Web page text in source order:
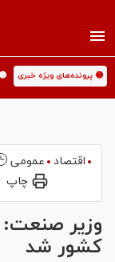
🟡 پرونده‌های ویژه خبری
اقتصاد عمومی
چاپ
وزیر صنعت:
کشور شد